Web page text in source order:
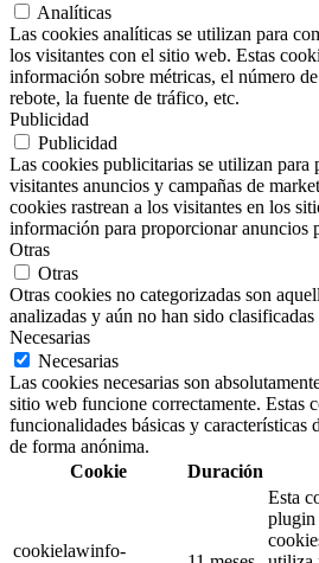
Analíticas
Las cookies analíticas se utilizan para
los visitantes con el sitio web. Estas
información sobre métricas, el número
rebote, la fuente de tráfico, etc.
Publicidad
Publicidad
Las cookies publicitarias se utilizan para
visitantes anuncios y campañas de
cookies rastrean a los visitantes en los
información para proporcionar anuncios
Otras
Otras
Otras cookies no categorizadas son
analizadas y aún no han sido clasificadas
Necesarias
Necesarias
Las cookies necesarias son
sitio web funcione correctamente. Estas
funcionalidades básicas y características
de forma anónima.
Cookie
Duración
cookielawinfo-
Esta
plugin